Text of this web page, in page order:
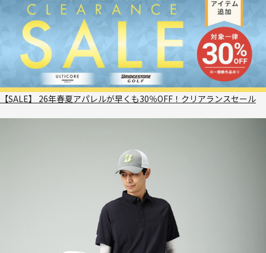
【SALE】 26年春夏アパレルが早くも30％OFF！クリアランスセール